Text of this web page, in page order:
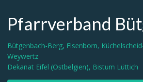
Pfarrverband
Bütgenbach-Berg, Elsenborn,
Weywertz
Dekanat Eifel (Ostbelgien), Bistum Lüttich